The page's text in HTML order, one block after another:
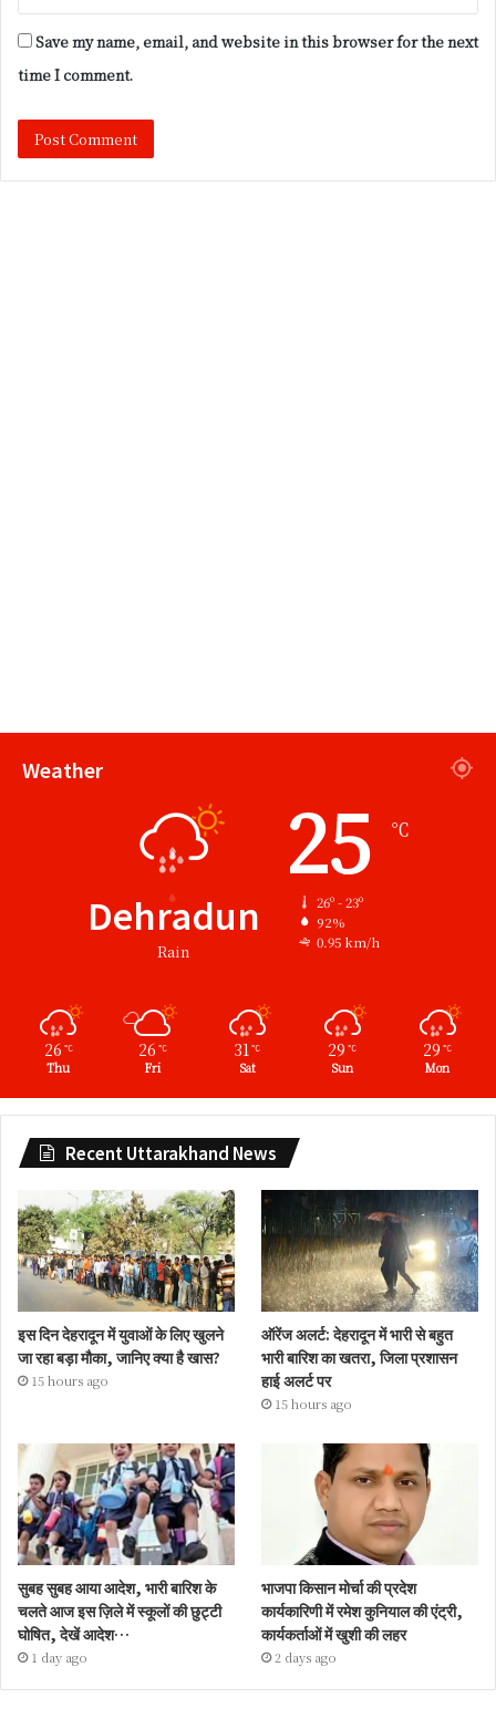
Save my name, email, and website in this browser for the next
time I comment.
Weather
Dehradun
Rain
25 ℃
26º - 23º
92%
0.95 km/h
26 ℃
Thu
26 ℃
Fri
31℃
Sat
29 ℃
Sun
29 ℃
Mon
Recent Uttarakhand News
इस दिन देहरादून में युवाओं के लिए खुलने
जा रहा बड़ा मौका, जानिए क्या है खास?
15 hours ago
ऑरेंज अलर्ट: देहरादून में भारी से बहुत
भारी बारिश का खतरा, जिला प्रशासन
हाई अलर्ट पर
15 hours ago
सुबह सुबह आया आदेश, भारी बारिश के
चलते आज इस ज़िले में स्कूलों की छुट्टी
घोषित, देखें आदेश…
1 day ago
भाजपा किसान मोर्चा की प्रदेश
कार्यकारिणी में रमेश कुनियाल की एंट्री,
कार्यकर्ताओं में खुशी की लहर
2 days ago